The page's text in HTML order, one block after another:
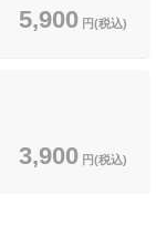
5,900 円(税込)
3,900 円(税込)